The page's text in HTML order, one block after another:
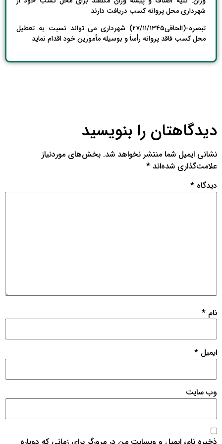
شهرداری محل پروانه کسب دریافت دارند
تبصره-(الحاقی۲۷/۱۱/۱۳۴۵) شهرداری می تواند نسبت به تعطیل
محل کسب فاقد پروانه رأساً و بوسیله مأمورین خود اقدام نماید
دیدگاهتان را بنویسید
نشانی ایمیل شما منتشر نخواهد شد. بخش‌های موردنیاز
علامت‌گذاری شده‌اند *
دیدگاه *
نام *
ایمیل *
وب‌ سایت